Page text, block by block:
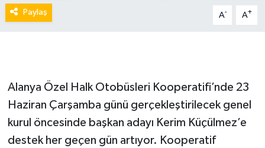
Paylaş A- A+
Alanya Özel Halk Otobüsleri Kooperatifi’nde 23
Haziran Çarşamba günü gerçekleştirilecek genel
kurul öncesinde başkan adayı Kerim Küçülmez’e
destek her geçen gün artıyor. Kooperatif